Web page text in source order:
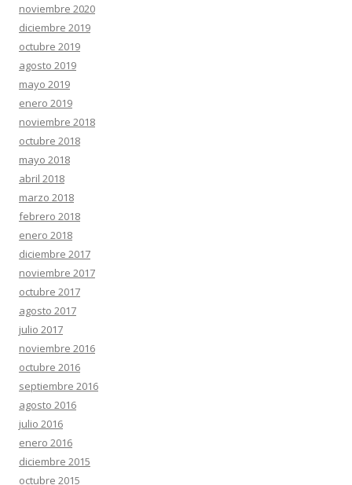
noviembre 2020
diciembre 2019
octubre 2019
agosto 2019
mayo 2019
enero 2019
noviembre 2018
octubre 2018
mayo 2018
abril 2018
marzo 2018
febrero 2018
enero 2018
diciembre 2017
noviembre 2017
octubre 2017
agosto 2017
julio 2017
noviembre 2016
octubre 2016
septiembre 2016
agosto 2016
julio 2016
enero 2016
diciembre 2015
octubre 2015